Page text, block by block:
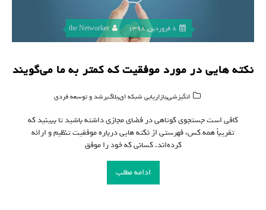
8 فروردین, 1398 the Networker
نکته هایی در مورد موفقیت که کمتر به ما می‌گویند
انگیزشی,بازاریابی شبکه ای,بلاگ,رشد و توسعه فردی
کافی است جستجوی کوتاهی در فضای مجازی داشته باشید تا ببینید که
تقریباً همه کس، فهرستی از نکته هایی درباره موفقیت تنظیم و ارائه
کرده‌اند. کسانی که خود را موفق
ادامه مطلب